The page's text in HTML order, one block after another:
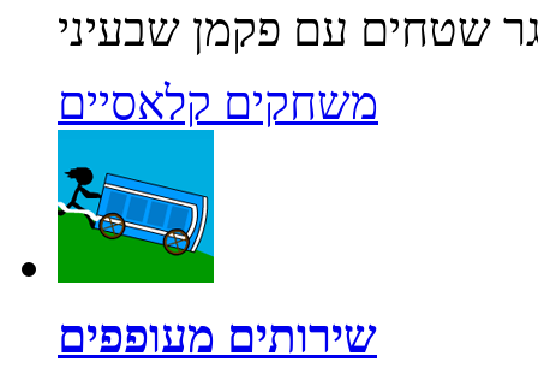
משחקים קלאסיים
שירותים מעופפים